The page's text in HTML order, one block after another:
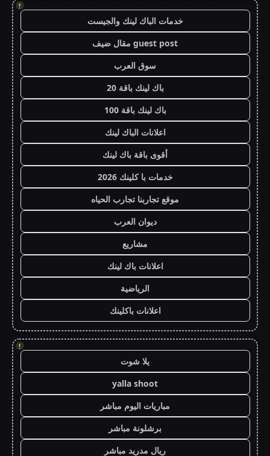
!
خدمات الباك لينك والجيست
guest post مقال ضيف
سوق العرب
باك لينك باقة 20
باك لينك باقة 100
اعلانات الباك لينك
أقوى باقة باك لينك
خدمات با كلينك 2026
موقع تجاربنا تجارب الحياه
ديوان العرب
مشاريع
اعلانات باك لينك
الرياضية
اعلانات باكلينك
!
يلا شوت
yalla shoot
مباريات اليوم مباشر
برشلونة مباشر
ريال مدريد مباشر